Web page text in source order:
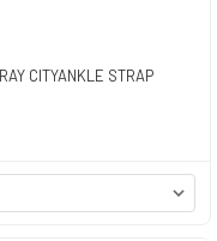
CITYANKLE STRAP